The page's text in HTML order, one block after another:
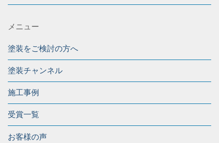
メニュー
塗装をご検討の方へ
塗装チャンネル
施工事例
受賞一覧
お客様の声